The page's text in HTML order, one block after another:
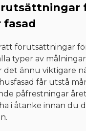
fasad
förutsättningar
typer av
det ännu viktigare
får utstå
påfrestningar
i åtanke innan du